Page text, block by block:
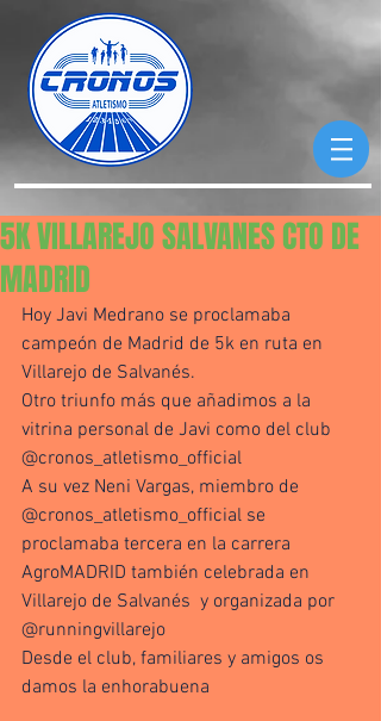
5K VILLAREJO SALVANES CTO DE
MADRID
Hoy Javi Medrano se proclamaba
campeón de Madrid de 5k en ruta en
Villarejo de Salvanés.
Otro triunfo más que añadimos a la
vitrina personal de Javi como del club
@cronos_atletismo_official
A su vez Neni Vargas, miembro de
@cronos_atletismo_official se
proclamaba tercera en la carrera
AgroMADRID también celebrada en
Villarejo de Salvanés  y organizada por
@runningvillarejo
Desde el club, familiares y amigos os
damos la enhorabuena